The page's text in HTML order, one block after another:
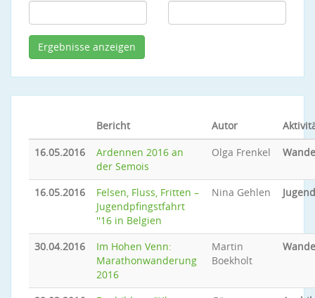
Bericht Autor
16.05.2016
Ardennen 2016 an
der Semois
Olga Frenkel
16.05.2016
Felsen, Fluss, Fritten –
Jugendpfingstfahrt
''16 in Belgien
Nina Gehlen
30.04.2016
Im Hohen Venn:
Marathonwanderung
2016
Martin
Boekholt